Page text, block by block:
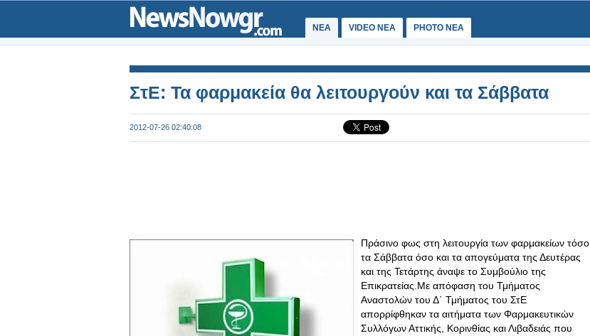
ΝΕΑ VIDEO NEA PHOTO NEA
ΣτΕ: Τα φαρμακεία θα λειτουργούν και τα Σάββατα
2012-07-26 02:40:08
Πράσινο φως στη λειτουργία των φαρμακείων τόσο
τα Σάββατα όσο και τα απογεύματα της Δευτέρας
και της Τετάρτης άναψε το Συμβούλιο της
Επικρατείας.Με απόφαση του Τμήματος
Αναστολών του Δ΄ Τμήματος του ΣτΕ
απορρίφθηκαν τα αιτήματα των Φαρμακευτικών
Συλλόγων Αττικής, Κορινθίας και Λιβαδειάς που